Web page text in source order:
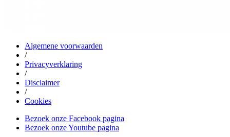
Algemene voorwaarden
/
Privacyverklaring
/
Disclaimer
/
Cookies
Bezoek onze Facebook pagina
Bezoek onze Youtube pagina